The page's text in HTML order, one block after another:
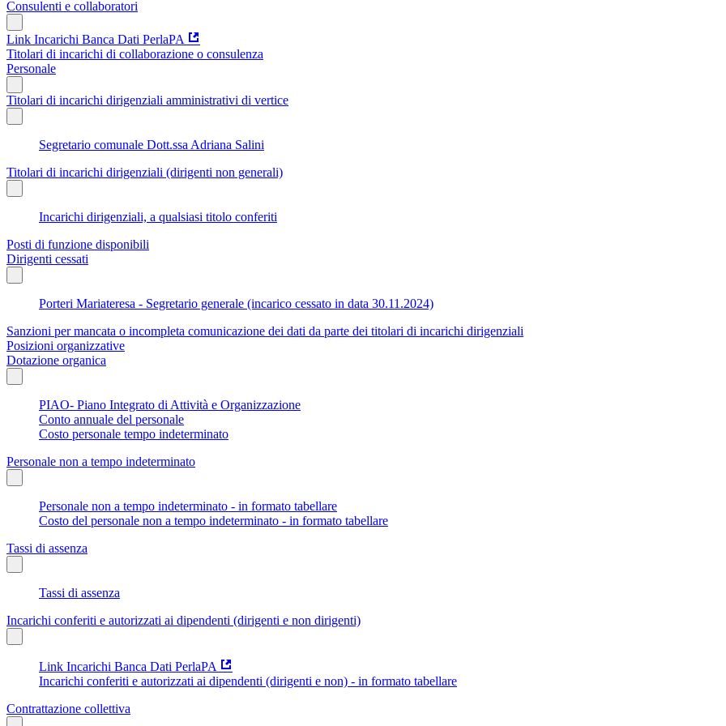
Consulenti e collaboratori
Link Incarichi Banca Dati PerlaPA
Titolari di incarichi di collaborazione o consulenza
Personale
Titolari di incarichi dirigenziali amministrativi di vertice
Segretario comunale Dott.ssa Adriana Salini
Titolari di incarichi dirigenziali (dirigenti non generali)
Incarichi dirigenziali, a qualsiasi titolo conferiti
Posti di funzione disponibili
Dirigenti cessati
Porteri Mariateresa - Segretario generale (incarico cessato in data 30.11.2024)
Sanzioni per mancata o incompleta comunicazione dei dati da parte dei titolari di incarichi dirigenziali
Posizioni organizzative
Dotazione organica
PIAO- Piano Integrato di Attività e Organizzazione
Conto annuale del personale
Costo personale tempo indeterminato
Personale non a tempo indeterminato
Personale non a tempo indeterminato - in formato tabellare
Costo del personale non a tempo indeterminato - in formato tabellare
Tassi di assenza
Tassi di assenza
Incarichi conferiti e autorizzati ai dipendenti (dirigenti e non dirigenti)
Link Incarichi Banca Dati PerlaPA
Incarichi conferiti e autorizzati ai dipendenti (dirigenti e non) - in formato tabellare
Contrattazione collettiva